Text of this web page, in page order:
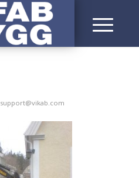
support@vikab.com